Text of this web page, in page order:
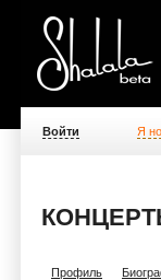
Войти Я
Профиль